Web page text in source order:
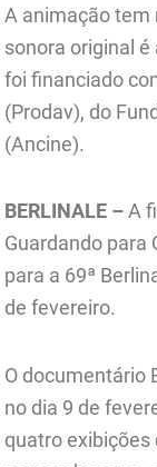
A animação tem
sonora original
foi financiado
(Prodav), do
(Ancine).
BERLINALE –A
Guardando para
para a 69ª
de fevereiro.
O documentário
no dia 9 de
quatro exibições